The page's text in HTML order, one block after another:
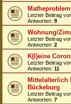
Letzter Beitrag
Antworten: 9
Wohnung/
Letzter Beitrag
Antworten: 2
K(l)eine
Letzter Beitrag
Antworten: 11
Mittelalterlich
Bückeburg
Letzter Beitrag
Antworten: 7